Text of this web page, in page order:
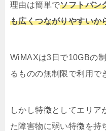
理由は簡単でソフトバン
も広くつながりやすいか
WiMAXは3日で10GBの
るものの無制限で利用で
しかし特徴としてエリア
た障害物に弱い特徴を持